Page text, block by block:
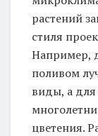
растений
стиля
Например,
поливом
виды, а
цветения.